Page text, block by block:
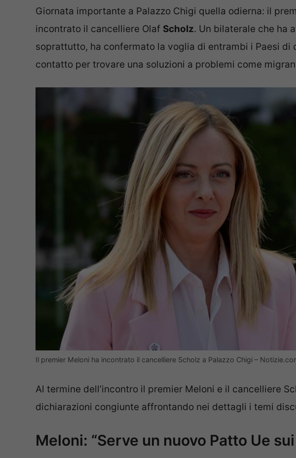
Giornata importante a Palazzo Chigi quella odierna: il
incontrato il cancelliere Olaf Scholz. Un bilaterale che ha
soprattutto, ha confermato la voglia di entrambi i Paesi di
contatto per trovare una soluzioni a problemi come
Il premier Meloni ha incontrato il cancelliere Scholz a Palazzo Chigi –
Al termine dell’incontro il premier Meloni e il cancelliere
dichiarazioni congiunte affrontando nei dettagli i temi
Meloni: “Serve un nuovo Patto Ue